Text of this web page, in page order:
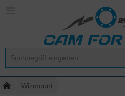
Wizmount